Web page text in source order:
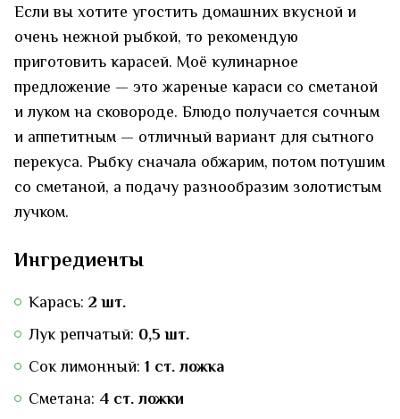
Если вы хотите угостить домашних вкусной и
очень нежной рыбкой, то рекомендую
приготовить карасей. Моё кулинарное
предложение — это жареные караси со сметаной
и луком на сковороде. Блюдо получается сочным
и аппетитным — отличный вариант для сытного
перекуса. Рыбку сначала обжарим, потом потушим
со сметаной, а подачу разнообразим золотистым
лучком.
Ингредиенты
Карась: 2 шт.
Лук репчатый: 0,5 шт.
Сок лимонный: 1 ст. ложка
Сметана: 4 ст. ложки